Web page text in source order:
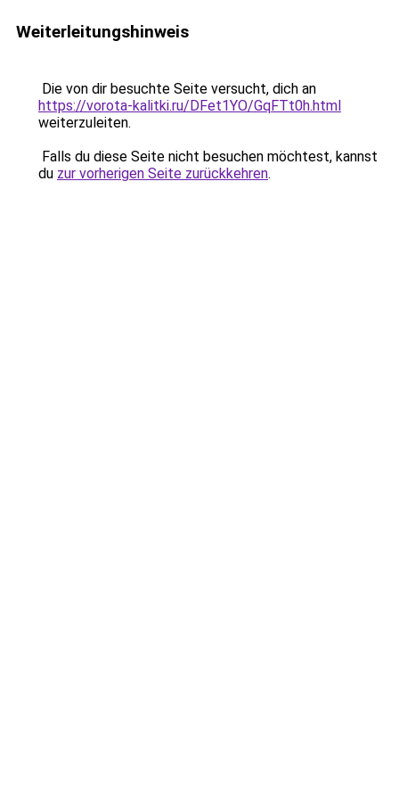
Weiterleitungshinweis
Die von dir besuchte Seite versucht, dich an
https://vorota-kalitki.ru/DFet1YO/GqFTt0h.html
weiterzuleiten.
Falls du diese Seite nicht besuchen möchtest, kannst
du zur vorherigen Seite zurückkehren.